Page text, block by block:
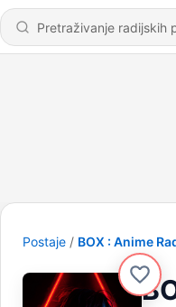
Postaje BOX : Anime